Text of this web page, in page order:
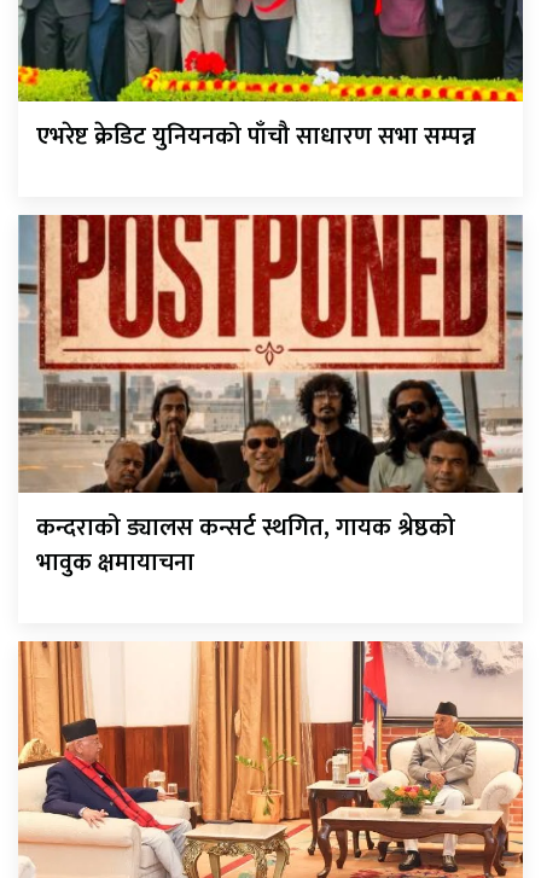
एभरेष्ट क्रेडिट युनियनको पाँचौ साधारण सभा सम्पन्न
कन्दराको ड्यालस कन्सर्ट स्थगित, गायक श्रेष्ठको
भावुक क्षमायाचना